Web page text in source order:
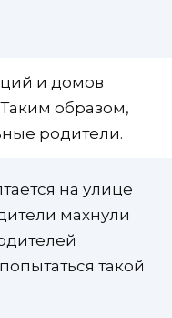
и домов
Таким образом,
родители.
на улице
махнули
такой